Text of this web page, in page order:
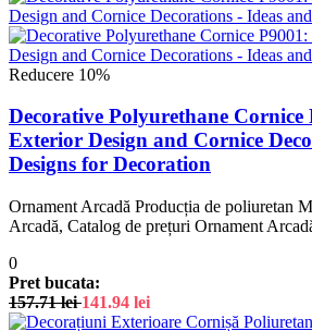
Reducere 10%
Decorative Polyurethane Cornice
Exterior Design and Cornice
Designs for Decoration
Ornament Arcadă Producția de poliuretan
Arcadă, Catalog de prețuri Ornament
0
Pret bucata:
157.71lei 141.94 lei